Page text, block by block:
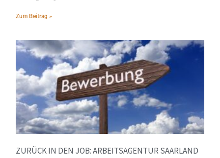
Zum Beitrag »
ZURÜCK IN DEN JOB: ARBEITSAGENTUR SAARLAND